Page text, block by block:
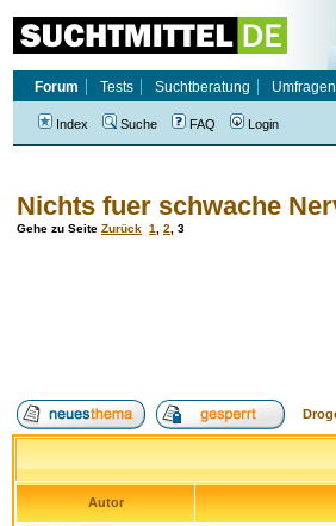
Nichts fuer schwache
Gehe zu Seite Zurück 1 2 3
Autor
Forum
Tests Suchtberatung Umfragen
Index Suche FAQ Login